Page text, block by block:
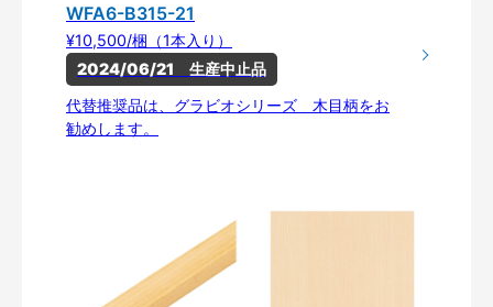
WFA6-B315-21
¥10,500/梱（1本入り）
2024/06/21　生産中止品
代替推奨品は、グラビオシリーズ 木目柄をお
勧めします。